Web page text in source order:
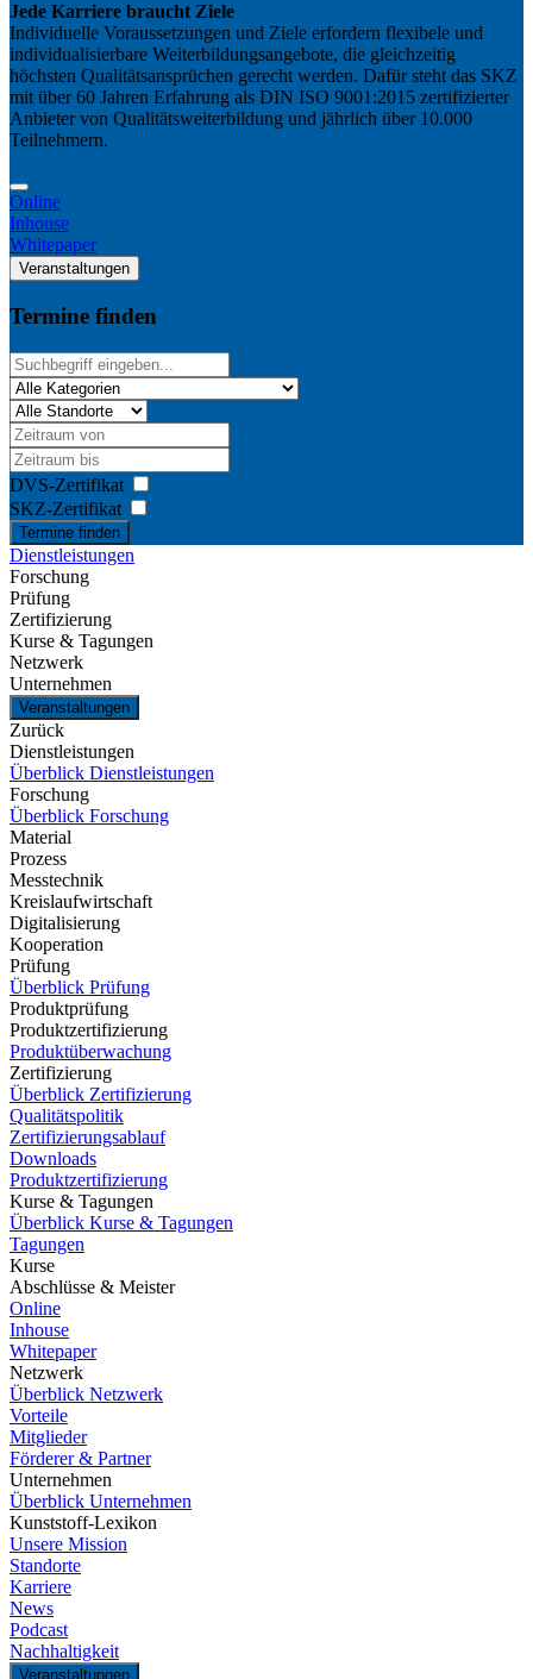
Jede Karriere braucht Ziele
Individuelle Voraussetzungen und Ziele erfordern flexibele und
individualisierbare Weiterbildungsangebote, die gleichzeitig
höchsten Qualitätsansprüchen gerecht werden. Dafür steht das SKZ
mit über 60 Jahren Erfahrung als DIN ISO 9001:2015 zertifizierter
Anbieter von Qualitätsweiterbildung und jährlich über 10.000
Teilnehmern.
Online
Inhouse
Whitepaper
Veranstaltungen
Termine finden
DVS-Zertifikat
SKZ-Zertifikat
Termine finden
Dienstleistungen
Forschung
Prüfung
Zertifizierung
Kurse & Tagungen
Netzwerk
Unternehmen
Veranstaltungen
Zurück
Dienstleistungen
Überblick Dienstleistungen
Forschung
Überblick Forschung
Material
Prozess
Messtechnik
Kreislaufwirtschaft
Digitalisierung
Kooperation
Prüfung
Überblick Prüfung
Produktprüfung
Produktzertifizierung
Produktüberwachung
Zertifizierung
Überblick Zertifizierung
Qualitätspolitik
Zertifizierungsablauf
Downloads
Produktzertifizierung
Kurse & Tagungen
Überblick Kurse & Tagungen
Tagungen
Kurse
Abschlüsse & Meister
Online
Inhouse
Whitepaper
Netzwerk
Überblick Netzwerk
Vorteile
Mitglieder
Förderer & Partner
Unternehmen
Überblick Unternehmen
Kunststoff-Lexikon
Unsere Mission
Standorte
Karriere
News
Podcast
Nachhaltigkeit
Veranstaltungen